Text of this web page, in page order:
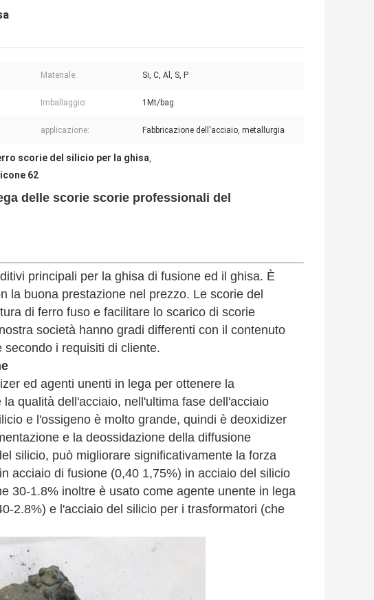
Materiale: Si, C, Al, S, P
Imballaggio: 1Mt/bag
applicazione: Fabbricazione dell'acciaio, metallurgia
scorie del silicio per la ghisa,
62
delle scorie scorie professionali del
principali per la ghisa di fusione ed il ghisa. È
la buona prestazione nel prezzo. Le scorie del
di ferro fuso e facilitare lo scarico di scorie
società hanno gradi differenti con il contenuto
i requisiti di cliente.
ed agenti unenti in lega per ottenere la
qualità dell'acciaio, nell'ultima fase dell'acciaio
e l'ossigeno è molto grande, quindi è deoxidizer
e la deossidazione della diffusione
silicio, può migliorare significativamente la forza
acciaio di fusione (0,40 1,75%) in acciaio del silicio
30-1.8% inoltre è usato come agente unente in lega
2.8%) e l'acciaio del silicio per i trasformatori (che